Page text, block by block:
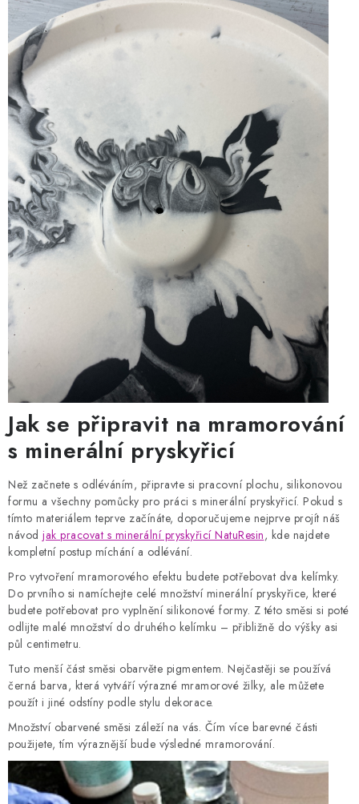
Jak se připravit na mramorování
s minerální pryskyřicí
Než začnete s odléváním, připravte si pracovní plochu, silikonovou
formu a všechny pomůcky pro práci s minerální pryskyřicí. Pokud s
tímto materiálem teprve začínáte, doporučujeme nejprve projít náš
návod jak pracovat s minerální pryskyřicí NatuResin, kde najdete
kompletní postup míchání a odlévání.
Pro vytvoření mramorového efektu budete potřebovat dva kelímky.
Do prvního si namíchejte celé množství minerální pryskyřice, které
budete potřebovat pro vyplnění silikonové formy. Z této směsi si poté
odlijte malé množství do druhého kelímku – přibližně do výšky asi
půl centimetru.
Tuto menší část směsi obarvěte pigmentem. Nejčastěji se používá
černá barva, která vytváří výrazné mramorové žilky, ale můžete
použít i jiné odstíny podle stylu dekorace.
Množství obarvené směsi záleží na vás. Čím více barevné části
použijete, tím výraznější bude výsledné mramorování.